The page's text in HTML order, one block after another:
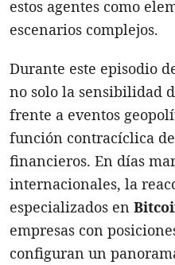
estos agentes como
escenarios complejos.
Durante este episodio
no solo la sensibilidad
frente a eventos
función contracíclica
financieros. En días
internacionales, la
especializados en
empresas con
configuran un